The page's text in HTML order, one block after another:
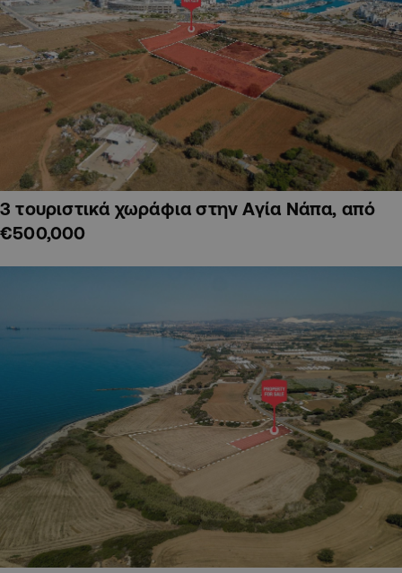
3 τουριστικά χωράφια στην Αγία Νάπα, από
€500,000